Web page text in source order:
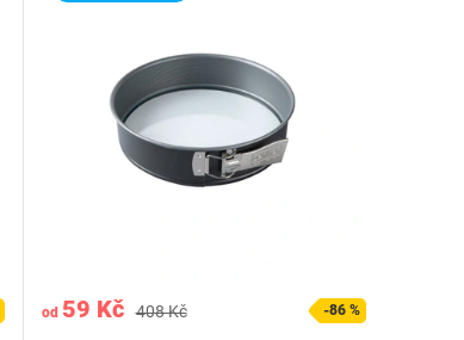
od 59 Kč 408 Kč -86 %